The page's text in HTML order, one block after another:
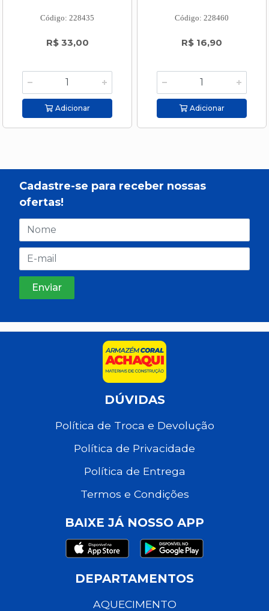
Código: 228435
R$ 33,00
Adicionar
Código: 228460
R$ 16,90
Adicionar
Cadastre-se para receber nossas
ofertas!
DÚVIDAS
Política de Troca e Devolução
Política de Privacidade
Política de Entrega
Termos e Condições
BAIXE JÁ NOSSO APP
DEPARTAMENTOS
AQUECIMENTO